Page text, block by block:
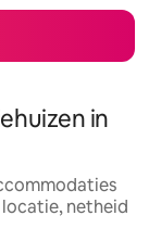
in
netheid